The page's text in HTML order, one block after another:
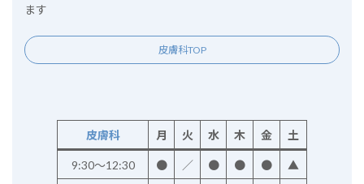
ます
皮膚科TOP
皮膚科 月 火 水 木 金 土
9:30～12:30 ● ／ ● ● ● ▲